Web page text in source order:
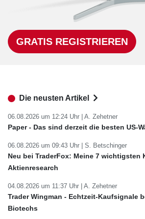
GRATIS REGISTRIEREN
Die neusten Artikel
06.08.2026 um 12:24 Uhr | A. Zehetner
Paper - Das sind derzeit die besten US-
06.08.2026 um 09:43 Uhr | S. Betschinger
Neu bei TraderFox: Meine 7 wichtigsten
Aktienresearch
04.08.2026 um 11:37 Uhr | A. Zehetner
Trader Wingman - Echtzeit-Kaufsignale
Biotechs